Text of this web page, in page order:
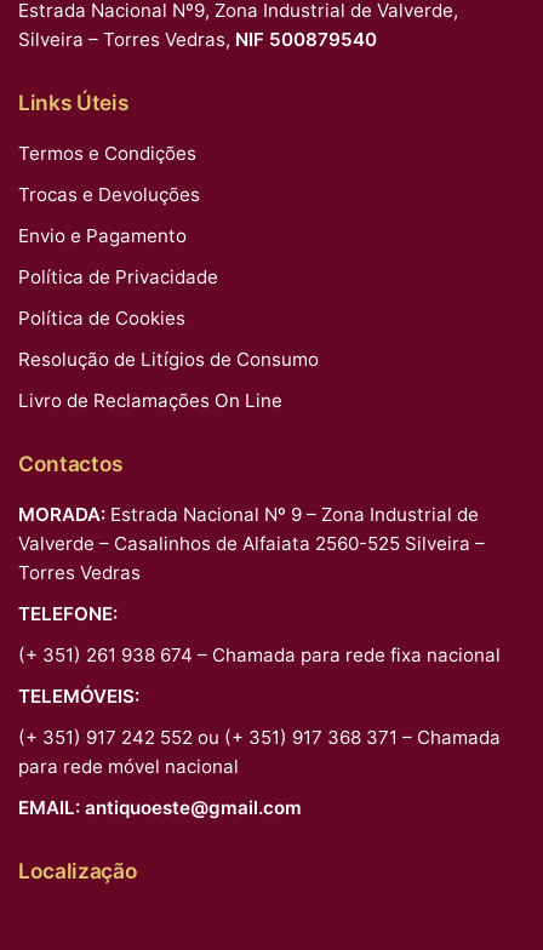
Estrada Nacional Nº9, Zona Industrial de Valverde,
Silveira – Torres Vedras, NIF 500879540
Links Úteis
Termos e Condições
Trocas e Devoluções
Envio e Pagamento
Política de Privacidade
Política de Cookies
Resolução de Litígios de Consumo
Livro de Reclamações On Line
Contactos
MORADA: Estrada Nacional Nº 9 – Zona Industrial de
Valverde – Casalinhos de Alfaiata 2560-525 Silveira –
Torres Vedras
TELEFONE:
(+ 351) 261 938 674 – Chamada para rede fixa nacional
TELEMÓVEIS:
(+ 351) 917 242 552 ou (+ 351) 917 368 371 – Chamada
para rede móvel nacional
EMAIL: antiquoeste@gmail.com
Localização